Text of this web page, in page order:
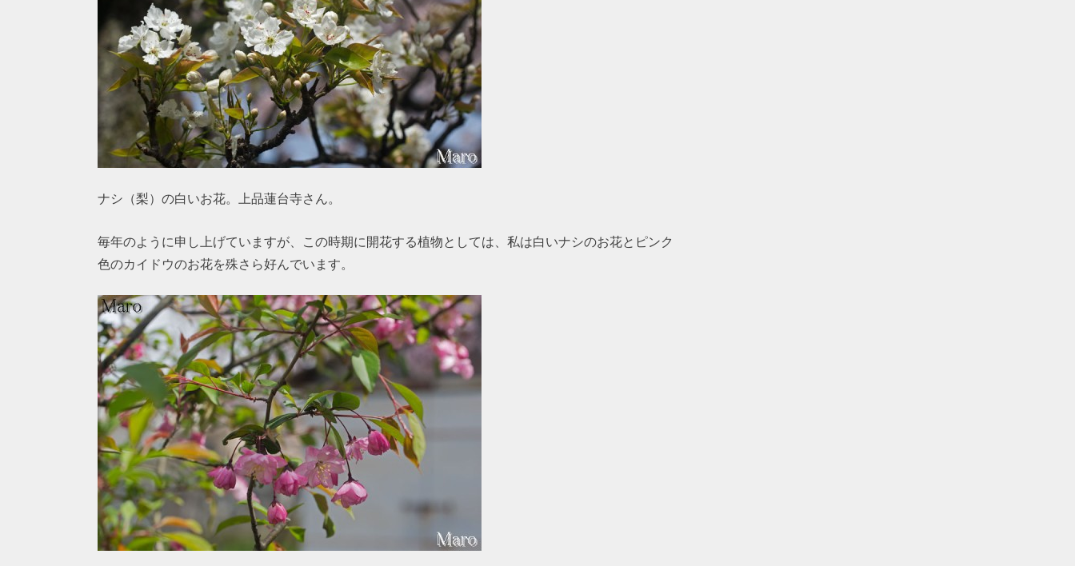
ナシ（梨）の白いお花。上品蓮台寺さん。
毎年のように申し上げていますが、この時期に開花する植物としては、私は白いナシのお花とピンク
色のカイドウのお花を殊さら好んでいます。